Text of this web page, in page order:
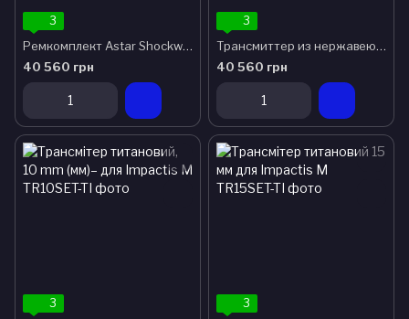
3
Ремкомплект Astar Shockwave (Impactis M/M+)
40 560 грн
3
Трансмиттер из нержавеющей стали, 35 mm для Impactis M
40 560 грн
3 3